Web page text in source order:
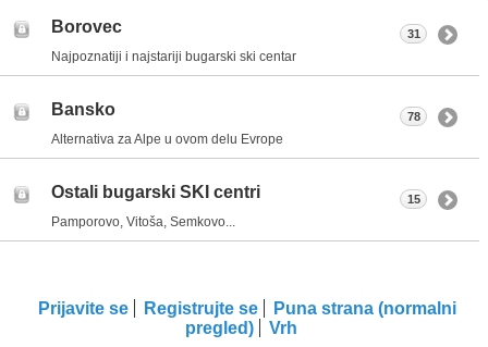
Borovec
Najpoznatiji i najstariji bugarski ski centar
31
Bansko
Alternativa za Alpe u ovom delu Evrope
78
Ostali bugarski SKI centri
Pamporovo, Vitoša, Semkovo...
15
Prijavite se Registrujte se
Puna strana (normalni
pregled)
Vrh